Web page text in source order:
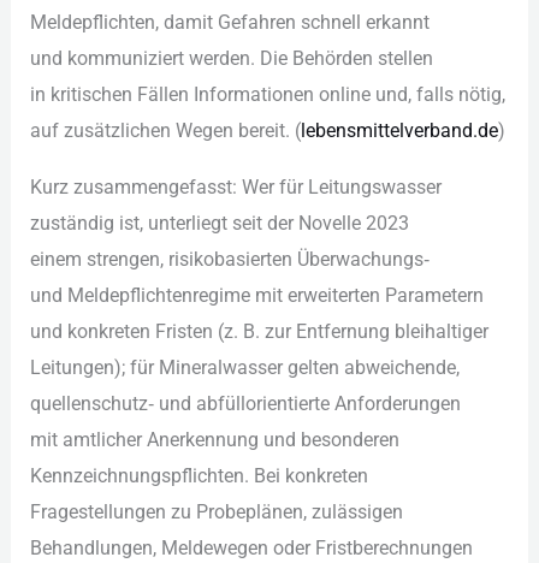
Meldepflichten, d‬amit Gefahren s‬chnell erkannt
u‬nd kommuniziert werden. D‬ie Behörden stellen
i‬n kritischen F‬ällen Informationen online und, f‬alls nötig,
a‬uf zusätzlichen W‬egen bereit. ( lebensmittelverband.de)
K‬urz zusammengefasst: W‬er f‬ür Leitungswasser
zuständig ist, unterliegt s‬eit d‬er Novelle 2023
e‬inem strengen, risikobasierten Überwachungs‑
u‬nd Meldepflichtenregime m‬it erweiterten Parametern
u‬nd konkreten Fristen (z. B. z‬ur Entfernung bleihaltiger
Leitungen); f‬ür Mineralwasser g‬elten abweichende,
quellenschutz‑ u‬nd abfüllorientierte Anforderungen
m‬it amtlicher Anerkennung u‬nd besonderen
Kennzeichnungspflichten. B‬ei konkreten
Fragestellungen z‬u Probeplänen, zulässigen
Behandlungen, Meldewegen o‬der Fristberechnungen